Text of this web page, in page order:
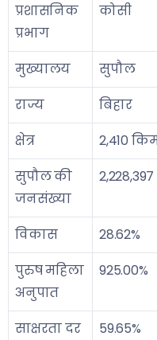
प्रशासनिक
प्रभाग
कोसी
मुख्यालय
सुपौल
राज्य
बिहार
क्षेत्र
2,410
सुपौल की
जनसंख्या
2,228,397
विकास
28.62%
पुरुष महिला
अनुपात
925.00%
साक्षरता दर
59.65%